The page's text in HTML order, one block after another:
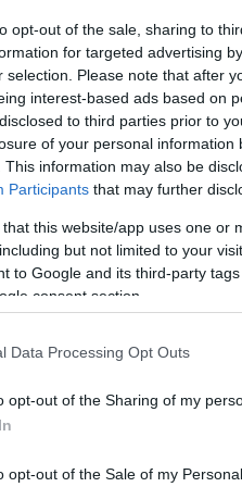
opt-out of the sale, sharing to
for targeted advertising
selection. Please note that after
interest-based ads based on
to third parties prior to
of your personal information
This information may also be
Participants that may further
that this website/app uses one or
but not limited to your
to Google and its third-party
consent section.
Data Processing Opt Outs
opt-out of the Sharing of my
opt-out of the Sale of my Personal
jazz, blues címmel
rendezvénysorozat
belga képregény című
között című
és Múzeumban
1954-ben készült 69
Batchelor.
hogy a 4. Magyar
kiadású képregények
honlapon.